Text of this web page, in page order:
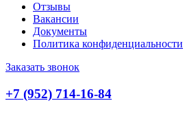
Отзывы
Вакансии
Документы
Политика конфиденциальности
Заказать звонок
+7 (952) 714-16-84